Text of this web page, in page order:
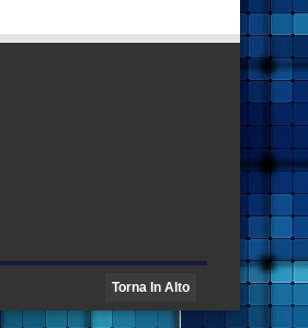
Torna In Alto